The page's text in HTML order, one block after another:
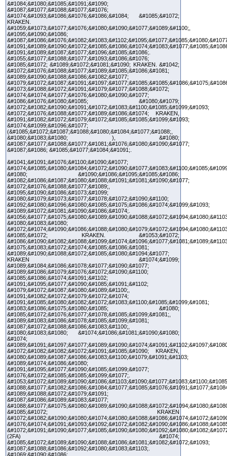
&#1084;&#1080;&#1085;&#1091;&#1090;
&#1087;&#1077;&#1088;&#1077;&#1076;
&#1074;&#1093;&#1086;&#1076;&#1086;&#1084; &#1085;&#1072;
KRAKEN.
&#1059;&#1073;&#1077;&#1076;&#1080;&#1090;&#1077;&#1089;&#1100;,
&#1095;&#1090;&#1086;
&#1091;&#1089;&#1087;&#1077;&#1096;&#1085;&#1086;.
&#1055;&#1077;&#1088;&#1077;&#1093;&#1086;&#1076;
&#1085;&#1072; &#1089;&#1072;&#1081;&#1090; KRAKEN. &#1042;
&#1072;&#1076;&#1088;&#1077;&#1089;&#1085;&#1086;&#1081;
&#1089;&#1090;&#1088;&#1086;&#1082;&#1077;
&#1073;&#1088;&#1072;&#1091;&#1079;&#1077;&#1088;&#1072;
&#1074;&#1074;&#1077;&#1076;&#1080;&#1090;&#1077;
&#1086;&#1076;&#1080;&#1085; &#1080;&#1079;
&#1072;&#1082;&#1090;&#1091;&#1072;&#1083;&#1100;&#1085;&#1099;&#1093;
&#1072;&#1076;&#1088;&#1077;&#1089;&#1086;&#1074; KRAKEN,
&#1091;&#1082;&#1072;&#1079;&#1072;&#1085;&#1085;&#1099;&#1093;
&#1074;&#1099;&#1096;&#1077;
(&#1085;&#1072;&#1087;&#1088;&#1080;&#1084;&#1077;&#1088;,
&#1080;&#1083;&#1080; ), &#1080;
&#1087;&#1077;&#1088;&#1077;&#1081;&#1076;&#1080;&#1090;&#1077;
&#1087;&#1086; &#1085;&#1077;&#1084;&#1091;.
&#1041;&#1091;&#1076;&#1100;&#1090;&#1077;
&#1080; &#1090;&#1086;&#1095;&#1085;&#1086;
&#1082;&#1086;&#1087;&#1080;&#1088;&#1091;&#1081;&#1090;&#1077;
&#1072;&#1076;&#1088;&#1077;&#1089;,
&#1095;&#1090;&#1086;&#1073;&#1099;
&#1080;&#1079;&#1073;&#1077;&#1078;&#1072;&#1090;&#1100;
&#1092;&#1080;&#1096;&#1080;&#1085;&#1075;&#1086;&#1074;&#1099;&#1093;
&#1089;&#1072;&#1081;&#1090;&#1086;&#1074;.
&#1080;&#1083;&#1080;
&#1085;&#1072; KRAKEN. &#1053;&#1072;
&#1075;&#1083;&#1072;&#1074;&#1085;&#1086;&#1081;
&#1089;&#1090;&#1088;&#1072;&#1085;&#1080;&#1094;&#1077;
KRAKEN &#1074;&#1099;
&#1089;&#1084;&#1086;&#1078;&#1077;&#1090;&#1077;
&#1089;&#1086;&#1079;&#1076;&#1072;&#1090;&#1100;
&#1085;&#1086;&#1074;&#1091;&#1102;
&#1091;&#1095;&#1077;&#1090;&#1085;&#1091;&#1102;
&#1079;&#1072;&#1087;&#1080;&#1089;&#1100;,
&#1091;&#1082;&#1072;&#1079;&#1072;&#1074;
&#1091;&#1085;&#1080;&#1082;&#1072;&#1083;&#1100;&#1085;&#1099;&#1081;
&#1083;&#1086;&#1075;&#1080;&#1085; &#1080;
&#1085;&#1072;&#1076;&#1077;&#1078;&#1085;&#1099;&#1081;,
&#1089;&#1083;&#1086;&#1078;&#1085;&#1099;&#1081;
&#1087;&#1072;&#1088;&#1086;&#1083;&#1100;,
&#1080;&#1083;&#1080; &#1074;&#1086;&#1081;&#1090;&#1080;
&#1074;
&#1072;&#1082;&#1082;&#1072;&#1091;&#1085;&#1090; KRAKEN,
&#1080;&#1089;&#1087;&#1086;&#1083;&#1100;&#1079;&#1091;&#1103;
&#1089;&#1074;&#1086;&#1080;
&#1091;&#1095;&#1077;&#1090;&#1085;&#1099;&#1077;
&#1076;&#1072;&#1085;&#1085;&#1099;&#1077;.
&#1089;&#1088;&#1072;&#1079;&#1091;
&#1087;&#1086;&#1089;&#1083;&#1077;
&#1085;&#1072; KRAKEN
(2FA) &#1074;
&#1085;&#1072;&#1089;&#1090;&#1088;&#1086;&#1081;&#1082;&#1072;&#1093;
&#1087;&#1088;&#1086;&#1092;&#1080;&#1083;&#1103;.
&#1069;&#1090;&#1086;